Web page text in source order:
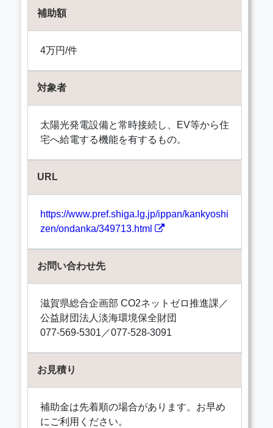
補助額
4万円/件
対象者
太陽光発電設備と常時接続し、EV等から住
宅へ給電する機能を有するもの。
URL
https://www.pref.shiga.lg.jp/ippan/kankyoshi
zen/ondanka/349713.html
お問い合わせ先
滋賀県総合企画部 CO2ネットゼロ推進課／
公益財団法人淡海環境保全財団
077-569-5301／077-528-3091
お見積り
補助金は先着順の場合があります。お早め
にご利用ください。